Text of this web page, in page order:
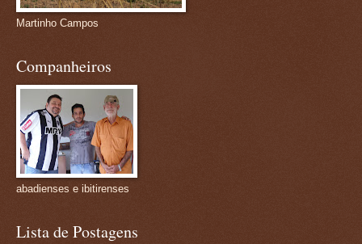
Martinho Campos
Companheiros
abadienses e ibitirenses
Lista de Postagens